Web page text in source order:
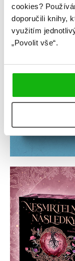
cookies?
doporučili knihy,
využitím
„Povolit vše“.